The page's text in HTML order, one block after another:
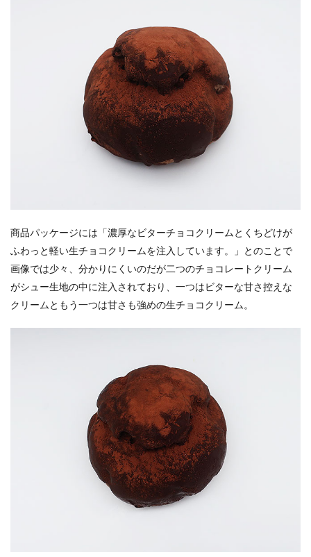
商品パッケージには「濃厚なビターチョコクリームとくちどけが
ふわっと軽い生チョコクリームを注入しています。」とのことで
画像では少々、分かりにくいのだが二つのチョコレートクリーム
がシュー生地の中に注入されており、一つはビターな甘さ控えな
クリームともう一つは甘さも強めの生チョコクリーム。